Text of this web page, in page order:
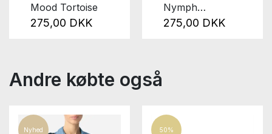
Mood Tortoise
275,00 DKK
Nymph
Champagne
275,00 DKK
Andre købte også
Nyhed 50%